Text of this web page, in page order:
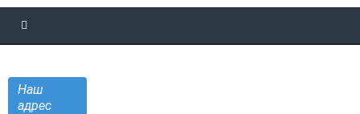
Наш
адрес